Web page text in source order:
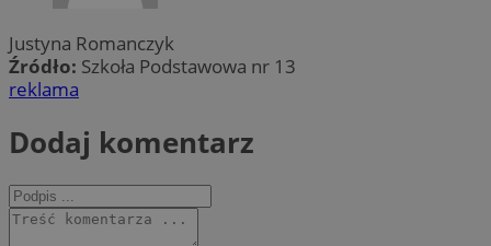
Justyna Romanczyk
Źródło: Szkoła Podstawowa nr 13
reklama
Dodaj komentarz